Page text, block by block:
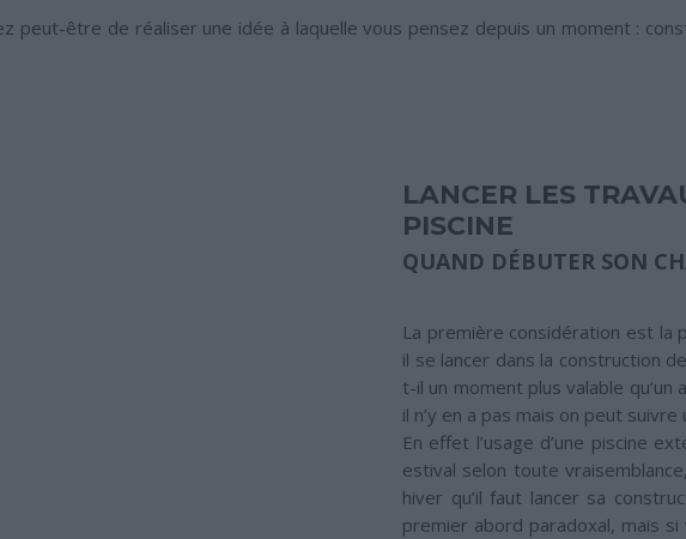
peut-être de réaliser une idée à laquelle vous pensez depuis un moment :
LANCER LES
PISCINE
QUAND DÉBUTER SON
La première considération est la
il se lancer dans la construction
t-il un moment plus valable qu’un
il n’y en a pas mais on peut
En effet l’usage d’une piscine
estival selon toute
hiver qu’il faut lancer sa
premier abord paradoxal, mais